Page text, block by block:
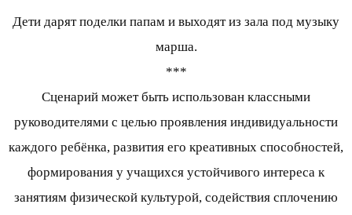
Дети дарят поделки папам и выходят из зала под музыку
марша.
***
Сценарий может быть использован классными
руководителями с целью проявления индивидуальности
каждого ребёнка, развития его креативных способностей,
формирования у учащихся устойчивого интереса к
занятиям физической культурой, содействия сплочению